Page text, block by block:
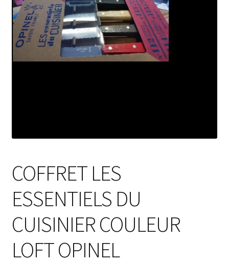
COFFRET LES
ESSENTIELS DU
CUISINIER COULEUR
LOFT OPINEL